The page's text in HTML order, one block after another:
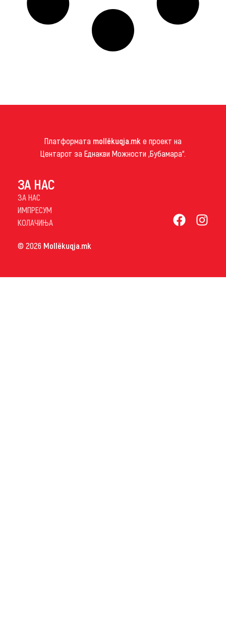
Платформата mollëkuqja.mk е проект на
Центарот за Еднакви Можности „Бубамара“.
ЗА НАС
ЗА НАС
ИМПРЕСУМ
КОЛАЧИЊА
© 2026 Mollëkuqja.mk